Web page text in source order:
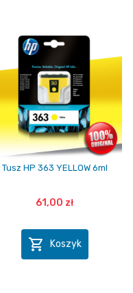
Tusz HP 363 YELLOW 6ml
61,00 zł
 Koszyk